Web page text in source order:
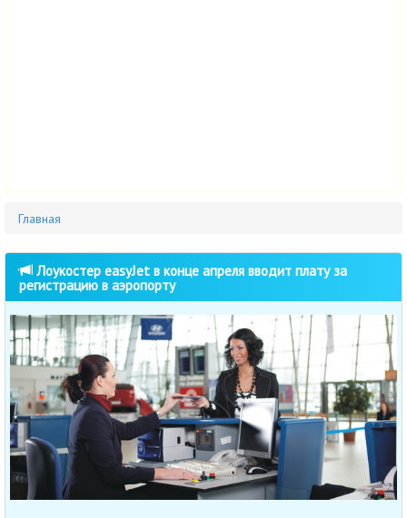
Главная
Лоукостер easyJet в конце апреля вводит плату за
регистрацию в аэропорту